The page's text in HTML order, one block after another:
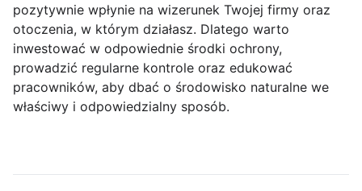
pozytywnie wpłynie na wizerunek Twojej firmy oraz
otoczenia, w którym działasz. Dlatego warto
inwestować w odpowiednie środki ochrony,
prowadzić regularne kontrole oraz edukować
pracowników, aby dbać o środowisko naturalne we
właściwy i odpowiedzialny sposób.